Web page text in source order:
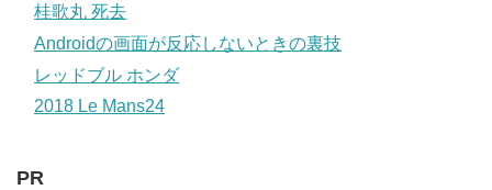
桂歌丸 死去
Androidの画面が反応しないときの裏技
レッドブル ホンダ
2018 Le Mans24
PR